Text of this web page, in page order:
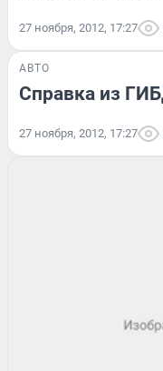
27 ноября, 2012, 17:27
АВТО
Справка из
27 ноября, 2012, 17:27